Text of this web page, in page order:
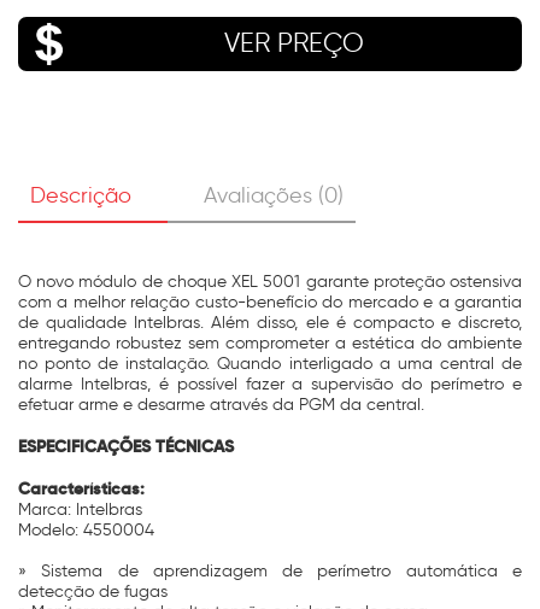
VER PREÇO
Descrição Avaliações (0)
O novo módulo de choque XEL 5001 garante proteção ostensiva
com a melhor relação custo-benefício do mercado e a garantia
de qualidade Intelbras. Além disso, ele é compacto e discreto,
entregando robustez sem comprometer a estética do ambiente
no ponto de instalação. Quando interligado a uma central de
alarme Intelbras, é possível fazer a supervisão do perímetro e
efetuar arme e desarme através da PGM da central.
ESPECIFICAÇÕES TÉCNICAS
Características:
Marca: Intelbras
Modelo: 4550004
» Sistema de aprendizagem de perímetro automática e
detecção de fugas